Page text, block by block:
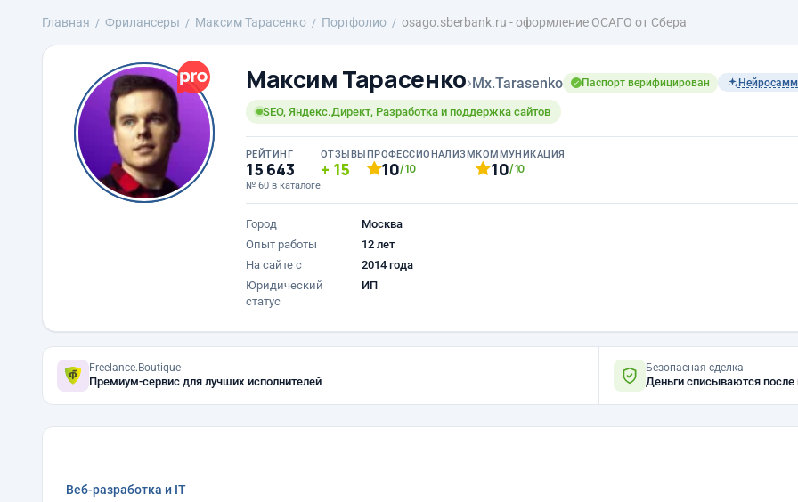
Главная Фрилансеры Максим Тарасенко Портфолио osago.sberbank.ru - оформление ОСАГО от Сбера
Максим Тарасенко›Mx.Tarasenko Паспорт верифицирован
SEO, Яндекс.Директ, Разработка и поддержка сайтов
РЕЙТИНГ
15 643
№ 60 в каталоге
ОТЗЫВЫ
15
ПРОФЕССИОНАЛИЗМ
10/10
КОММУНИКАЦИЯ
10/10
Город
Москва
Опыт работы
12 лет
На сайте с
2014 года
Юридический
статус
ИП
Freelance.Boutique
Премиум-сервис для лучших исполнителей
Безопасная сделка
Деньги списываются после
Веб-разработка и IT